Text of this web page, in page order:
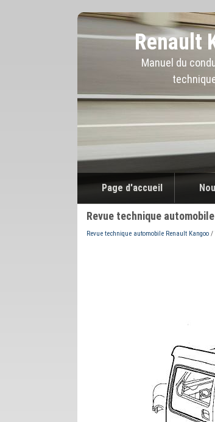
Renault
Manuel du
Page d'accueil
Revue technique
Revue technique automobile Renault Kangoo /